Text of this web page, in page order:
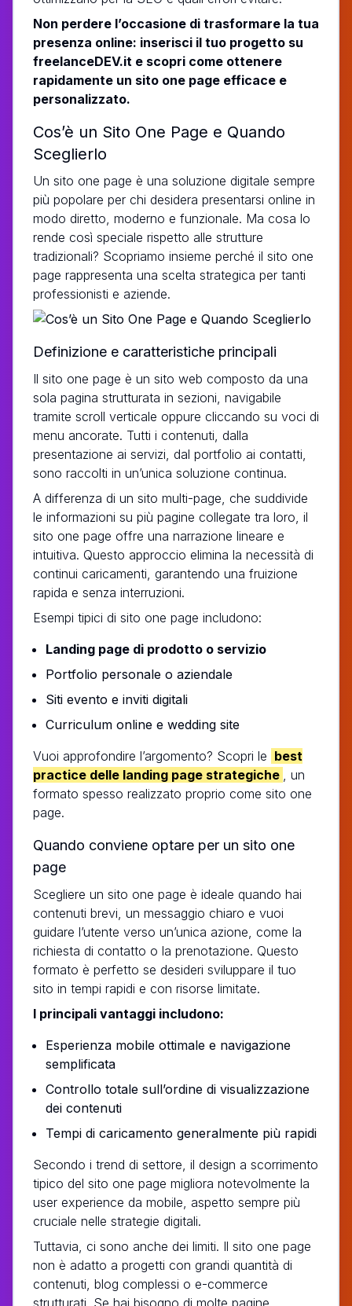
Non perdere l’occasione di trasformare la tua
presenza online: inserisci il tuo progetto su
freelanceDEV.it e scopri come ottenere
rapidamente un sito one page efficace e
personalizzato.
Cos’è un Sito One Page e Quando
Sceglierlo
Un sito one page è una soluzione digitale sempre
più popolare per chi desidera presentarsi online in
modo diretto, moderno e funzionale. Ma cosa lo
rende così speciale rispetto alle strutture
tradizionali? Scopriamo insieme perché il sito one
page rappresenta una scelta strategica per tanti
professionisti e aziende.
Definizione e caratteristiche principali
Il sito one page è un sito web composto da una
sola pagina strutturata in sezioni, navigabile
tramite scroll verticale oppure cliccando su voci di
menu ancorate. Tutti i contenuti, dalla
presentazione ai servizi, dal portfolio ai contatti,
sono raccolti in un’unica soluzione continua.
A differenza di un sito multi-page, che suddivide
le informazioni su più pagine collegate tra loro, il
sito one page offre una narrazione lineare e
intuitiva. Questo approccio elimina la necessità di
continui caricamenti, garantendo una fruizione
rapida e senza interruzioni.
Esempi tipici di sito one page includono:
Landing page di prodotto o servizio
Portfolio personale o aziendale
Siti evento e inviti digitali
Curriculum online e wedding site
Vuoi approfondire l’argomento? Scopri le best
practice delle landing page strategiche
, un
formato spesso realizzato proprio come sito one
page.
Quando conviene optare per un sito one
page
Scegliere un sito one page è ideale quando hai
contenuti brevi, un messaggio chiaro e vuoi
guidare l’utente verso un’unica azione, come la
richiesta di contatto o la prenotazione. Questo
formato è perfetto se desideri sviluppare il tuo
sito in tempi rapidi e con risorse limitate.
I principali vantaggi includono:
Esperienza mobile ottimale e navigazione
semplificata
Controllo totale sull’ordine di visualizzazione
dei contenuti
Tempi di caricamento generalmente più rapidi
Secondo i trend di settore, il design a scorrimento
tipico del sito one page migliora notevolmente la
user experience da mobile, aspetto sempre più
cruciale nelle strategie digitali.
Tuttavia, ci sono anche dei limiti. Il sito one page
non è adatto a progetti con grandi quantità di
contenuti, blog complessi o e-commerce
strutturati. Se hai bisogno di molte pagine